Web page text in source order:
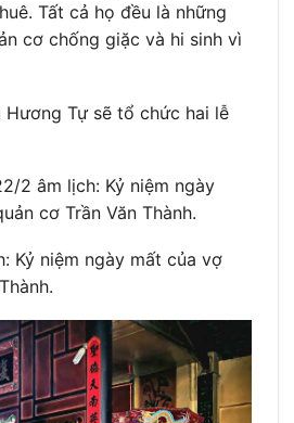
Tất cả họ đều là những
cơ chống giặc và hi sinh vì
Hương Tự sẽ tổ chức hai lễ
2 âm lịch: Kỷ niệm ngày
cơ Trần Văn Thành.
Kỷ niệm ngày mất của vợ